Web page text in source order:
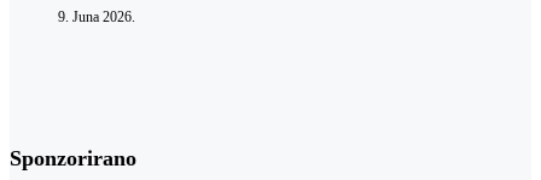
9. Juna 2026.
Sponzorirano